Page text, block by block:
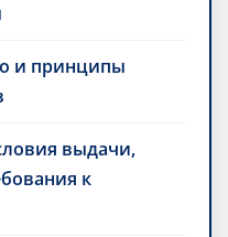
и принципы
выдачи,
к